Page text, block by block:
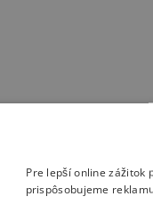
Pre lepší online zážitok
prispôsobujeme